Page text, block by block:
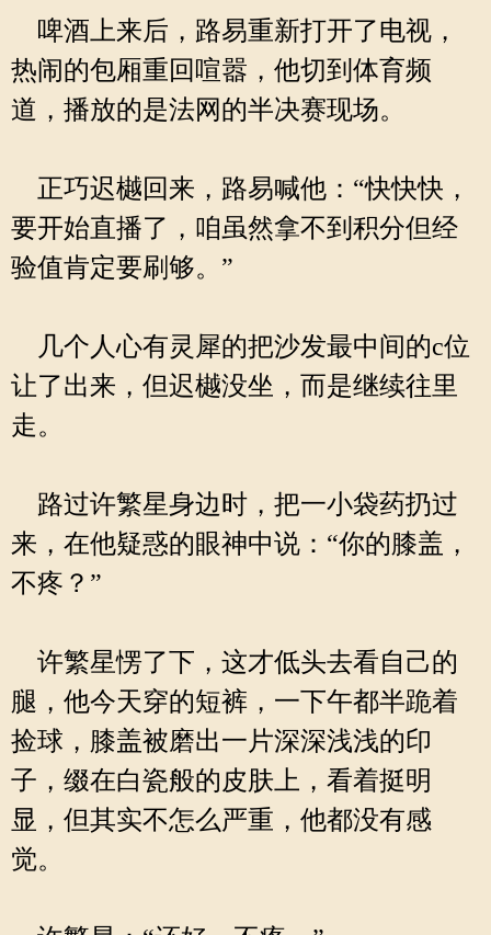
啤酒上来后，路易重新打开了电视，
热闹的包厢重回喧嚣，他切到体育频
道，播放的是法网的半决赛现场。
正巧迟樾回来，路易喊他：“快快快，
要开始直播了，咱虽然拿不到积分但经
验值肯定要刷够。”
几个人心有灵犀的把沙发最中间的c位
让了出来，但迟樾没坐，而是继续往里
走。
路过许繁星身边时，把一小袋药扔过
来，在他疑惑的眼神中说：“你的膝盖，
不疼？”
许繁星愣了下，这才低头去看自己的
腿，他今天穿的短裤，一下午都半跪着
捡球，膝盖被磨出一片深深浅浅的印
子，缀在白瓷般的皮肤上，看着挺明
显，但其实不怎么严重，他都没有感
觉。